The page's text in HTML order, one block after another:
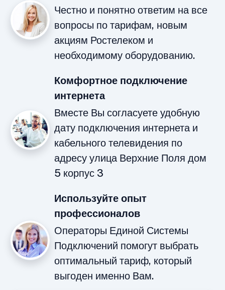
Честно и понятно ответим на все
вопросы по тарифам, новым
акциям Ростелеком и
необходимому оборудованию.
Комфортное подключение
интернета
Вместе Вы согласуете удобную
дату подключения интернета и
кабельного телевидения по
адресу улица Верхние Поля дом
5 корпус 3
Используйте опыт
профессионалов
Операторы Единой Системы
Подключений помогут выбрать
оптимальный тариф, который
выгоден именно Вам.